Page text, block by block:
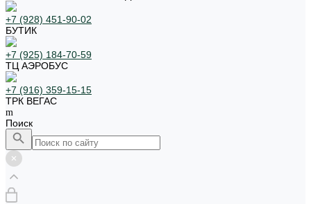
+7 (928) 451-90-02
БУТИК
+7 (925) 184-70-59
ТЦ АЭРОБУС
+7 (916) 359-15-15
ТРК ВЕГАС
Поиск